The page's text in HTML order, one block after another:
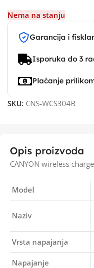
Nema na stanju
Garancija i
Isporuka do 3
Plaćanje
SKU: CNS-WCS304B
Opis proizvoda
CANYON wireless
Model
Naziv
Vrsta napajanja
Napajanje